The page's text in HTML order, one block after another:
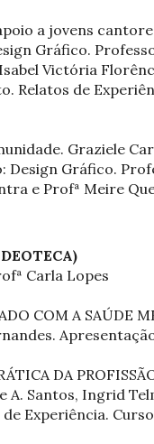
a jovens
Gráfico.
Isabel Victória
Relatos de
Graziele
Design Gráfico.
e Profª Meire
Carla Lopes
COM A SAÚDE
DA
A. Santos, Ingrid
Experiência.